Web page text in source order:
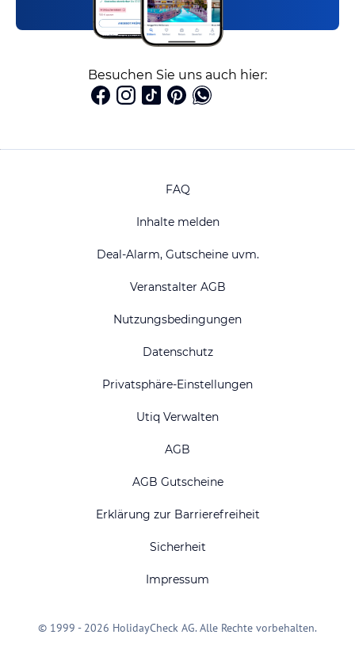
Besuchen Sie uns auch hier:
FAQ
Inhalte melden
Deal-Alarm, Gutscheine uvm.
Veranstalter AGB
Nutzungsbedingungen
Datenschutz
Privatsphäre-Einstellungen
Utiq Verwalten
AGB
AGB Gutscheine
Erklärung zur Barrierefreiheit
Sicherheit
Impressum
© 1999 - 2026 HolidayCheck AG. Alle Rechte vorbehalten.